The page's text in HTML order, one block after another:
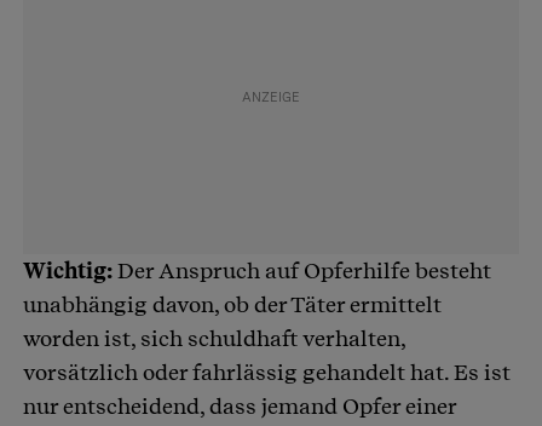
Wichtig:Der Anspruch auf Opferhilfe besteht
unabhängig davon, ob der Täter ermittelt
worden ist, sich schuldhaft verhalten,
vorsätzlich oder fahrlässig gehandelt hat. Es ist
nur entscheidend, dass jemand Opfer einer